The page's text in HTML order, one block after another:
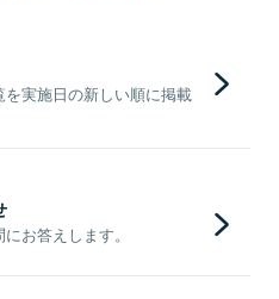
実施日の新しい順に掲載
お答えします。